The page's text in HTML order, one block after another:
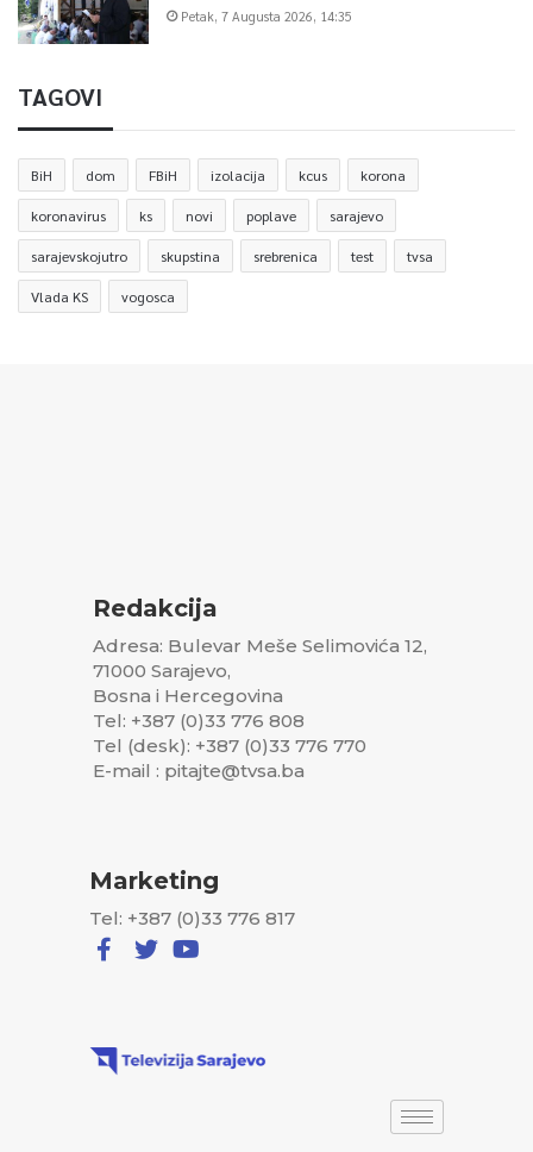
Petak, 7 Augusta 2026, 14:35
TAGOVI
BiH dom FBiH izolacija kcus korona
koronavirus ks novi poplave sarajevo
sarajevskojutro skupstina srebrenica test tvsa
Vlada KS vogosca
Redakcija
Adresa: Bulevar Meše Selimovića 12,
71000 Sarajevo,
Bosna i Hercegovina
Tel: +387 (0)33 776 808
Tel (desk): +387 (0)33 776 770
E-mail : pitajte@tvsa.ba
Marketing
Tel: +387 (0)33 776 817